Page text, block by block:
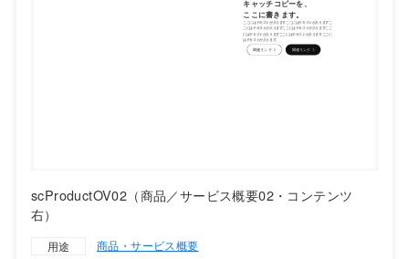
scProductOV02（商品／サービス概要02・コンテンツ
右）
用途
商品・サービス概要